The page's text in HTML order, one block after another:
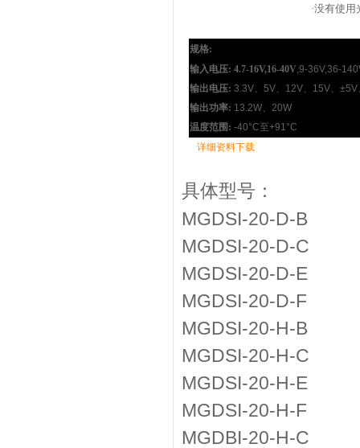
·没有使用
规格:
输入电压: 4.7-16V,16-40V,9-36V,36-
输出电压: 3.3V、 5V、 12V、 15V、 ±5V
输出功率: 13.2W、 20W
温度范围: -40°C至+91°C
详细资料下载
具体型号：
MGDSI-20-D-B
MGDSI-20-D-C
MGDSI-20-D-E
MGDSI-20-D-F
MGDSI-20-H-B
MGDSI-20-H-C
MGDSI-20-H-E
MGDSI-20-H-F
MGDBI-20-H-C